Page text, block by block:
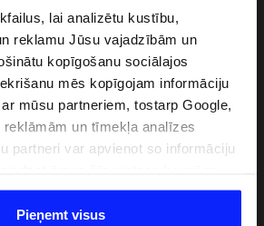
lai analizētu kustību,
reklamu Jūsu vajadzībām un
kopīgošanu sociālajos
mēs kopīgojam informāciju
mūsu partneriem, tostarp Google,
un tīmekļa analīzes
partneri var apvienot so informāciju
izmantojot viņu pakalpojumus. Ar
pārsūtīt Jūsu personas datus
Pieņemt visus